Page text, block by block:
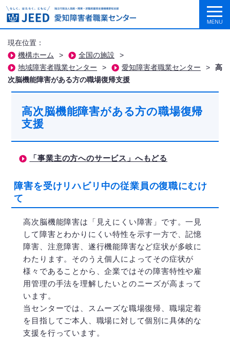
現在位置：
機構ホーム
> 全国の施設
>
地域障害者職業センター
> 愛知障害者職業センター >
高
次脳機能障害がある方の職場復帰支援
高次脳機能障害がある方の職場復帰
支援
「事業主の方へのサービス」へもどる
障害を受けリハビリ中の従業員の復職にむけ
て
高次脳機能障害は「見えにくい障害」です。一見
して障害とわかりにくい特性を示す一方で、記憶
障害、注意障害、遂行機能障害など症状が多岐に
わたります。そのうえ個人によってその症状が
様々であることから、企業ではその障害特性や雇
用管理の手法を理解したいとのニーズが高まって
います。
当センターでは、スムーズな職場復帰、職場定着
を目指してご本人、職場に対して個別に具体的な
支援を行っています。